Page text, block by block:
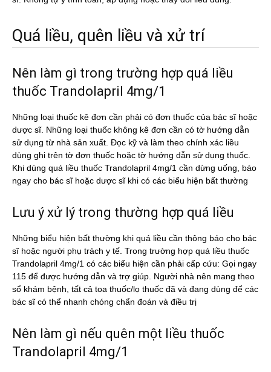
Quá liều, quên liều và xử trí
Nên làm gì trong trường hợp quá liều
thuốc Trandolapril 4mg/1
Những loại thuốc kê đơn cần phải có đơn thuốc của bác sĩ hoặc
dược sĩ. Những loại thuốc không kê đơn cần có tờ hướng dẫn
sử dụng từ nhà sản xuất. Đọc kỹ và làm theo chính xác liều
dùng ghi trên tờ đơn thuốc hoặc tờ hướng dẫn sử dụng thuốc.
Khi dùng quá liều thuốc Trandolapril 4mg/1 cần dừng uống, báo
ngay cho bác sĩ hoặc dược sĩ khi có các biểu hiện bất thường
Lưu ý xử lý trong thường hợp quá liều
Những biểu hiện bất thường khi quá liều cần thông báo cho bác
sĩ hoặc người phụ trách y tế. Trong trường hợp quá liều thuốc
Trandolapril 4mg/1 có các biểu hiện cần phải cấp cứu: Gọi ngay
115 để được hướng dẫn và trợ giúp. Người nhà nên mang theo
sổ khám bệnh, tất cả toa thuốc/lọ thuốc đã và đang dùng để các
bác sĩ có thể nhanh chóng chẩn đoán và điều trị
Nên làm gì nếu quên một liều thuốc
Trandolapril 4mg/1